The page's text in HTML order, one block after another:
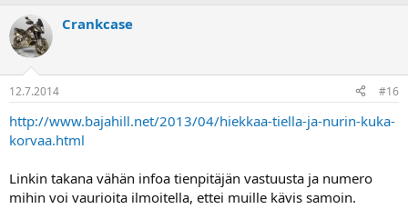
Crankcase
12.7.2014 #16
http://www.bajahill.net/2013/04/hiekkaa-tiella-ja-nurin-kuka-
korvaa.html
Linkin takana vähän infoa tienpitäjän vastuusta ja numero
mihin voi vaurioita ilmoitella, ettei muille kävis samoin.